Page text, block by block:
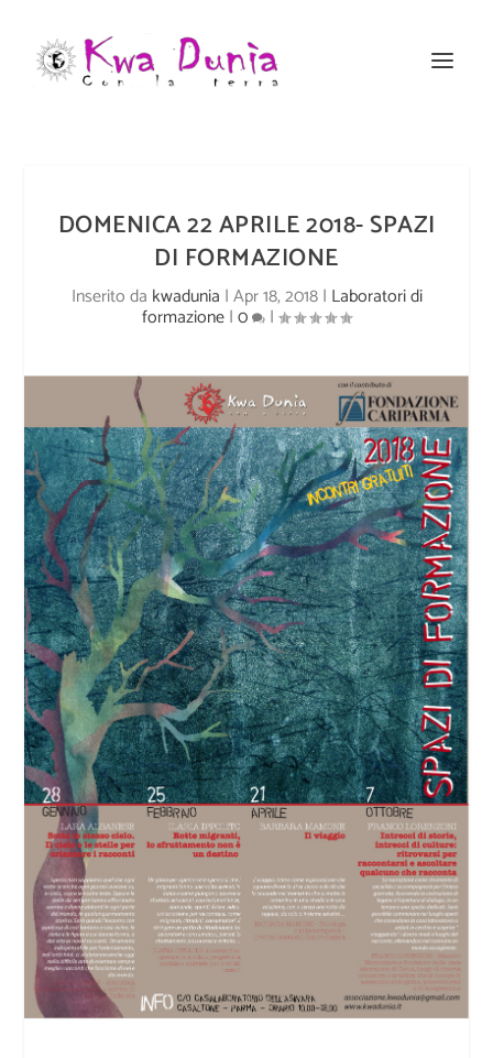
DOMENICA 22 APRILE 2018- SPAZI
DI FORMAZIONE
Inserito da kwadunia |Apr 18, 2018| Laboratori di
formazione|0 |